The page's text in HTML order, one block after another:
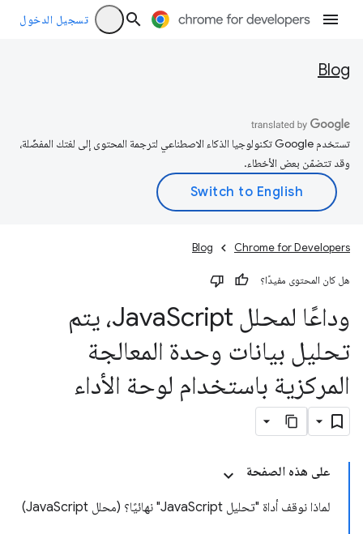
تسجيل الدخول
Blog
تستخدم Google تكنولوجيا الذكاء الاصطناعي لترجمة المحتوى إلى لغتك المفضّلة،
وقد تتضمّن بعض الأخطاء.
Chrome for Developers
Blog
هل كان المحتوى مفيدًا؟
وداعًا لمحلل Java
Script، يتم
تحليل بيانات وحدة المعالجة
المركزية باستخدام لوحة الأداء
على هذه الصفحة
لماذا نوقف أداة "تحليل JavaScript" نهائيًا؟ (محلل JavaScript)